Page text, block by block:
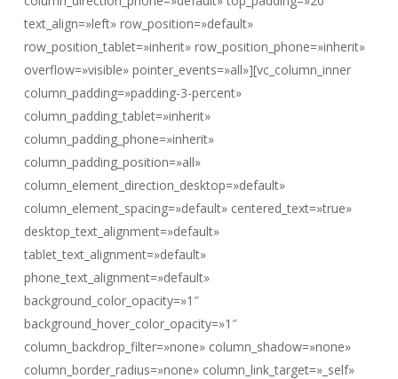
text_align=»left» row_position=»default»
row_position_tablet=»inherit» row_position_phone=»inherit»
overflow=»visible» pointer_events=»all»][vc_column_inner
column_padding=»padding-3-percent»
column_padding_tablet=»inherit»
column_padding_phone=»inherit»
column_padding_position=»all»
column_element_direction_desktop=»default»
column_element_spacing=»default» centered_text=»true»
desktop_text_alignment=»default»
tablet_text_alignment=»default»
phone_text_alignment=»default»
background_color_opacity=»1″
background_hover_color_opacity=»1″
column_backdrop_filter=»none» column_shadow=»none»
column_border_radius=»none» column_link_target=»_self»